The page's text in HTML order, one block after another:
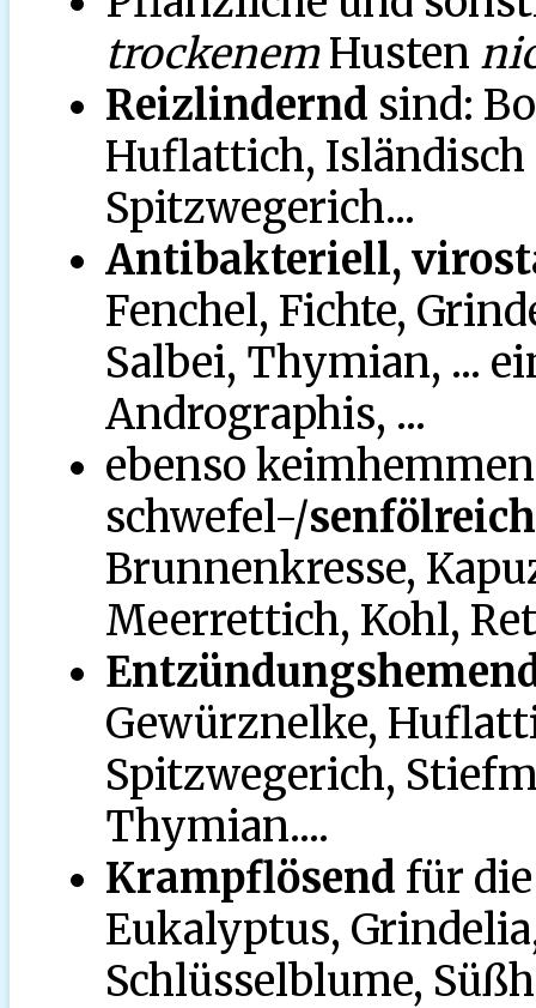
trockenemHusten
Reizlindernd sind:
Huflattich,
Spitzwegerich...
Antibakteriell,
Fenchel, Fichte,
Salbei, Thymian, ...
Andrographis, ...
ebenso
schwefel-/senfölreich
Brunnenkresse,
Meerrettich, Kohl,
Gewürznelke,
Spitzwegerich,
Thymian....
Krampflösend für
Eukalyptus,
Schlüsselblume,